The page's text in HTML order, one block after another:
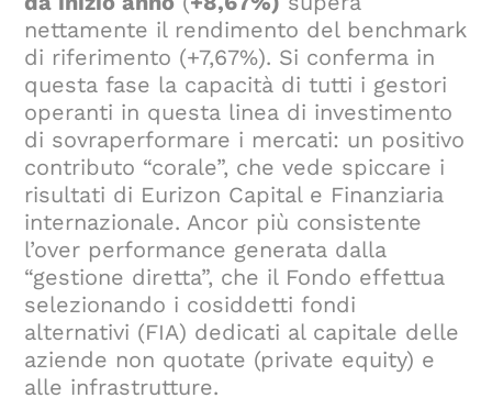
nettamente il rendimento del benchmark
di riferimento (+7,67%). Si conferma in
questa fase la capacità di tutti i gestori
operanti in questa linea di investimento
di sovraperformare i mercati: un positivo
contributo “corale”, che vede spiccare i
risultati di Eurizon Capital e Finanziaria
internazionale. Ancor più consistente
l’over performance generata dalla
“gestione diretta”, che il Fondo effettua
selezionando i cosiddetti fondi
alternativi (FIA) dedicati al capitale delle
aziende non quotate (private equity) e
alle infrastrutture.